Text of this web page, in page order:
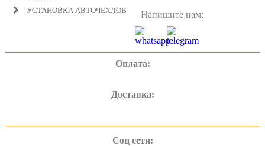
УСТАНОВКА АВТОЧЕХЛОВ
Напишите нам:
Оплата:
Доставка:
Соц сети: